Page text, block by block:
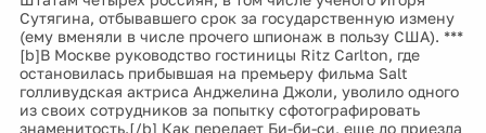
Сутягина, отбывавшего срок за государственную измену
(ему вменяли в числе прочего шпионаж в пользу США). ***
[b]В Москве руководство гостиницы Ritz Carlton, где
остановилась прибывшая на премьеру фильма Salt
голливудская актриса Анджелина Джоли, уволило одного
из своих сотрудников за попытку сфотографировать
знаменитость.[/b] Как передает Би-би-си, еще до приезда